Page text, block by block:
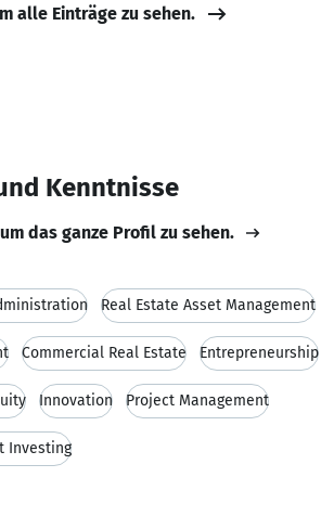
alle Einträge zu sehen.
Kenntnisse
das ganze Profil zu sehen.
Real Estate Asset Management
Commercial Real Estate Entrepreneurship
Innovation Project Management
Investing